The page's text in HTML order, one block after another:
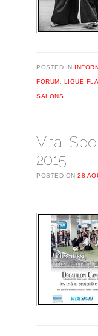
POSTED IN
FORUM , LIGUE
SALONS
Vital
2015
POSTED ON28